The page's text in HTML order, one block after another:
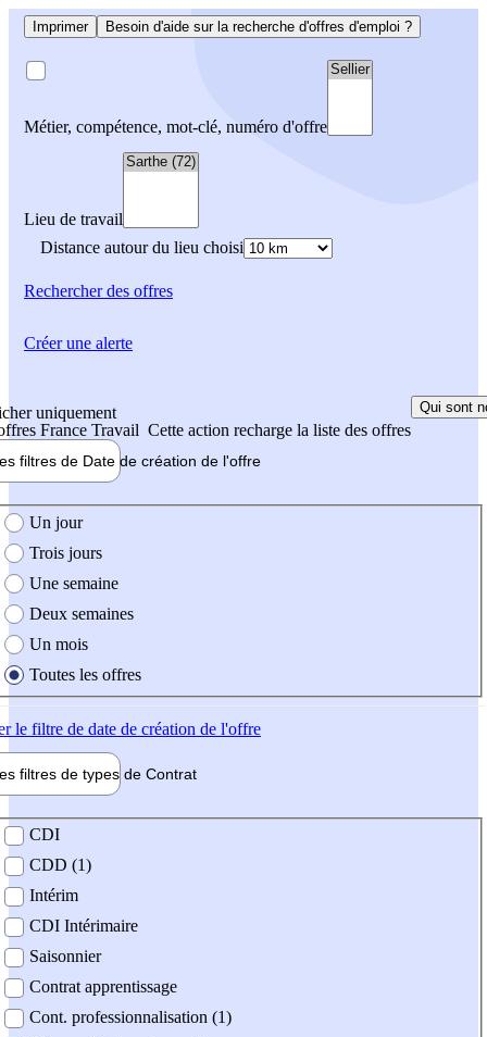
Imprimer Besoin d'aide sur la recherche d'offres d'emploi ?
Métier, compétence, mot-clé, numéro d'offre
Lieu de travail
Distance autour du lieu choisi
Rechercherdes offres
uniquement
France Travail Cette action recharge la liste des offres
Qui sont
filtres de Date de création de l'offre
création de l'offre
Un jour
Trois jours
Une semaine
Deux semaines
Un mois
Toutes les offres
le filtre de date de création de l'offre
filtres de types de Contrat
contrat
CDI
CDD (1)
Intérim
CDI Intérimaire
Saisonnier
Contrat apprentissage
Cont. professionnalisation (1)
Créer une alerte